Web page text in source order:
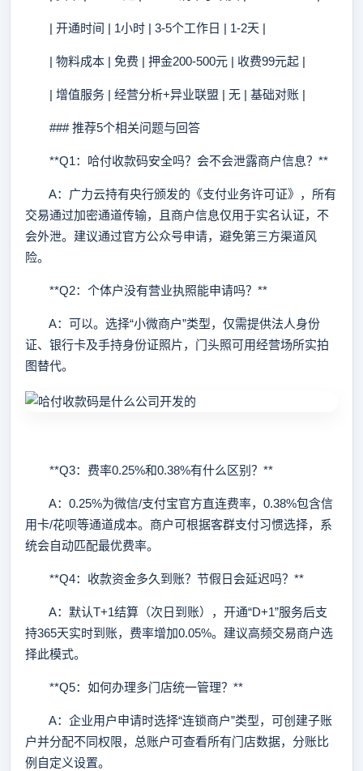
| 开通时间 | 1小时 | 3-5个工作日 | 1-2天 |
| 物料成本 | 免费 | 押金200-500元 | 收费99元起 |
| 增值服务 | 经营分析+异业联盟 | 无 | 基础对账 |
### 推荐5个相关问题与回答
**Q1：哈付收款码安全吗？会不会泄露商户信息？**
A：广力云持有央行颁发的《支付业务许可证》，所有
交易通过加密通道传输，且商户信息仅用于实名认证，不
会外泄。建议通过官方公众号申请，避免第三方渠道风
险。
**Q2：个体户没有营业执照能申请吗？**
A：可以。选择“小微商户”类型，仅需提供法人身份
证、银行卡及手持身份证照片，门头照可用经营场所实拍
图替代。
**Q3：费率0.25%和0.38%有什么区别？**
A：0.25%为微信/支付宝官方直连费率，0.38%包含信
用卡/花呗等通道成本。商户可根据客群支付习惯选择，系
统会自动匹配最优费率。
**Q4：收款资金多久到账？节假日会延迟吗？**
A：默认T+1结算（次日到账），开通“D+1”服务后支
持365天实时到账，费率增加0.05%。建议高频交易商户选
择此模式。
**Q5：如何办理多门店统一管理？**
A：企业用户申请时选择“连锁商户”类型，可创建子账
户并分配不同权限，总账户可查看所有门店数据，分账比
例自定义设置。